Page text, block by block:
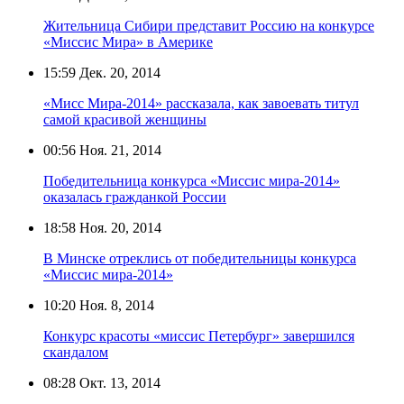
Жительница Сибири представит Россию на конкурсе
«Миссис Мира» в Америке
15:59 Дек. 20, 2014
«Мисс Мира-2014» рассказала, как завоевать титул
самой красивой женщины
00:56 Ноя. 21, 2014
Победительница конкурса «Миссис мира-2014»
оказалась гражданкой России
18:58 Ноя. 20, 2014
В Минске отреклись от победительницы конкурса
«Миссис мира-2014»
10:20 Ноя. 8, 2014
Конкурс красоты «миссис Петербург» завершился
скандалом
08:28 Окт. 13, 2014